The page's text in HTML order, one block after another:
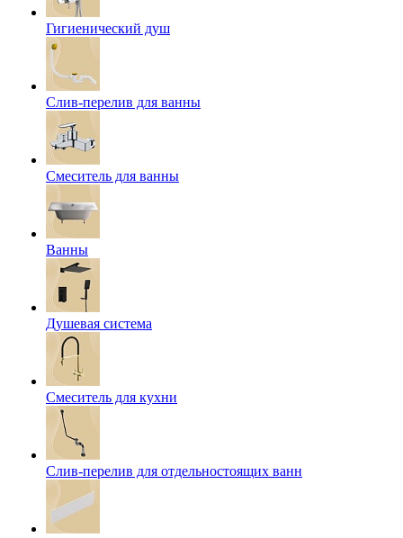
Гигиенический душ
Слив-перелив для ванны
Смеситель для ванны
Ванны
Душевая система
Смеситель для кухни
Слив-перелив для отдельностоящих ванн